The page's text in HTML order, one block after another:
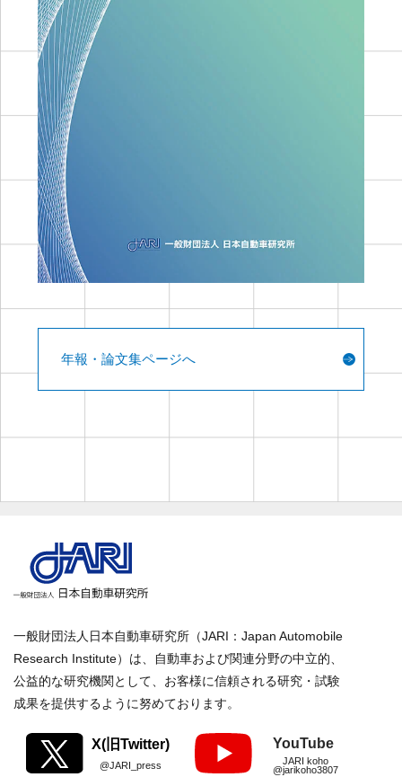
年報・論文集ページへ
一般財団法人日本自動車研究所（JARI：Japan Automobile
Research Institute）は、自動車および関連分野の中立的、
公益的な研究機関として、お客様に信頼される研究・試験
成果を提供するように努めております。
X(旧Twitter)
@JARI_press
YouTube
JARI koho
@jarikoho3807